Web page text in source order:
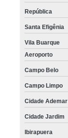
República
Santa Efigênia
Vila Buarque
Aeroporto
Campo Belo
Campo Limpo
Cidade Ademar
Cidade Jardim
Ibirapuera